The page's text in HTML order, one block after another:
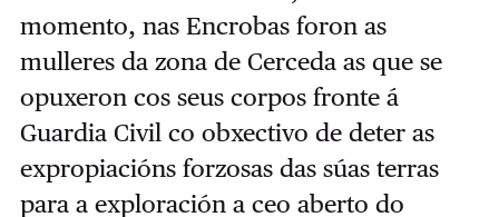
momento, nas Encrobas foron as
mulleres da zona de Cerceda as que se
opuxeron cos seus corpos fronte á
Guardia Civil co obxectivo de deter as
expropiacións forzosas das súas terras
para a exploración a ceo aberto do